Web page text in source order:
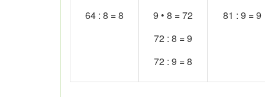
64 : 8 = 8
9 • 8 = 72
72 : 8 = 9
72 : 9 = 8
81 : 9 = 9